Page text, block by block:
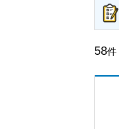
58件